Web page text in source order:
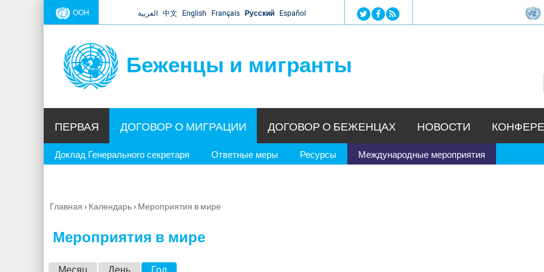
Jump to navigation
ООН العربية 中文 English Français Русский Español
Беженцы и мигранты
ПЕРВАЯ ДОГОВОР О МИГРАЦИИ
Доклад Генерального секретаря Ответные меры Ресурсы Международные мероприятия
ДОГОВОР О БЕЖЕНЦАХ НОВОСТИ
Вы
Главная › Календарь› Мероприятия в мире
Мероприятия в мире